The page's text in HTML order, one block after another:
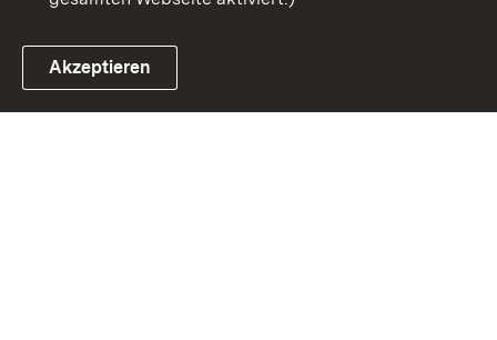
Link zum Landesportal
Akzeptieren